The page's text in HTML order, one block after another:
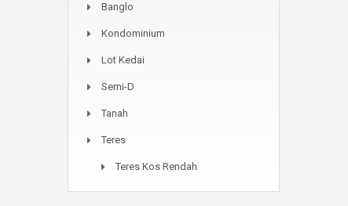
Banglo
Kondominium
Lot Kedai
Semi-D
Tanah
Teres
Teres Kos Rendah